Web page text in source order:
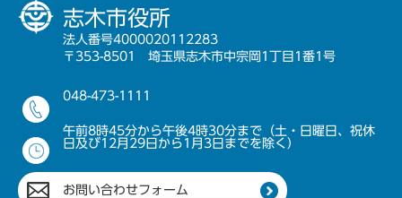
志木市役所
法人番号4000020112283
〒353-8501 埼玉県志木市中宗岡1丁目1番1号
048-473-1111
午前8時45分から午後4時30分まで（土・日曜日、祝休
日及び12月29日から1月3日までを除く）
お問い合わせフォーム